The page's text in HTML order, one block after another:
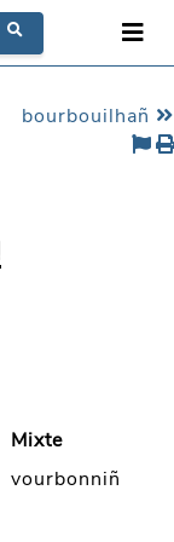
bourbouilhañ
Mixte
vourbonniñ